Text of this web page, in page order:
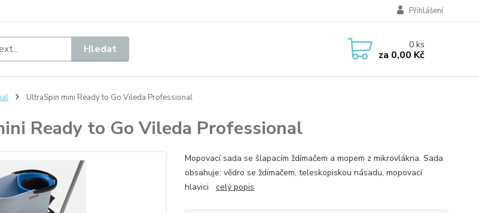
Přihlášení
Hledat 0ks
za 0,00 Kč
UltraSpin mini Ready to Go Vileda Professional
Ready to Go Vileda Professional
Mopovací sada se šlapacím ždímačem a mopem z mikrovlákna. Sada
obsahuje: vědro se ždímačem, teleskopiskou násadu, mopovací
hlavici celý popis